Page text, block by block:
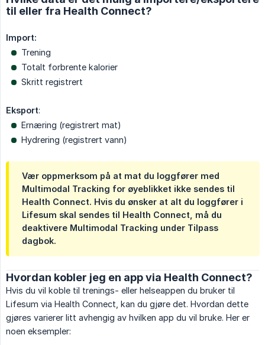
til eller fra Health Connect?
Import:
Trening
Totalt forbrente kalorier
Skritt registrert
Eksport:
Ernæring (registrert mat)
Hydrering (registrert vann)
Vær oppmerksom på at mat du loggfører med
Multimodal Tracking for øyeblikket ikke sendes til
Health Connect. Hvis du ønsker at alt du loggfører i
Lifesum skal sendes til Health Connect, må du
deaktivere Multimodal Tracking under Tilpass
dagbok.
Hvordan kobler jeg en app via Health Connect?
Hvis du vil koble til trenings- eller helseappen du bruker til
Lifesum via Health Connect, kan du gjøre det. Hvordan dette
gjøres varierer litt avhengig av hvilken app du vil bruke. Her er
noen eksempler: